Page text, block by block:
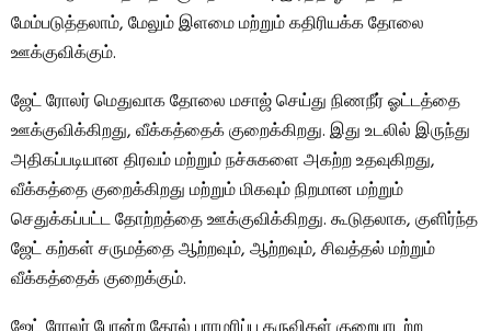
மேம்படுத்தலாம், மேலும் இளமை மற்றும் கதிரியக்க தோலை
ஊக்குவிக்கும்.
ஜேட் ரோலர் மெதுவாக தோலை மசாஜ் செய்து நிணநீர் ஓட்டத்தை
ஊக்குவிக்கிறது, வீக்கத்தைக் குறைக்கிறது. இது உடலில் இருந்து
அதிகப்படியான திரவம் மற்றும் நச்சுகளை அகற்ற உதவுகிறது,
வீக்கத்தை குறைக்கிறது மற்றும் மிகவும் நிறமான மற்றும்
செதுக்கப்பட்ட தோற்றத்தை ஊக்குவிக்கிறது. கூடுதலாக, குளிர்ந்த
ஜேட் கற்கள் சருமத்தை ஆற்றவும், ஆற்றவும், சிவத்தல் மற்றும்
வீக்கத்தைக் குறைக்கும்.